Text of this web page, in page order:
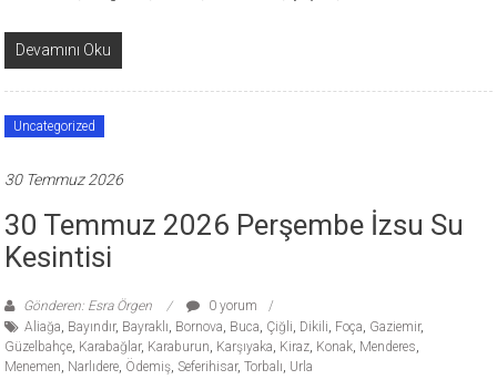
Devamını Oku
Uncategorized
30 Temmuz 2026
30 Temmuz 2026 Perşembe İzsu Su
Kesintisi
Gönderen: Esra Örgen
0 yorum
Aliağa, Bayındır, Bayraklı, Bornova, Buca, Çiğli, Dikili, Foça, Gaziemir,
Güzelbahçe, Karabağlar, Karaburun, Karşıyaka, Kiraz, Konak, Menderes,
Menemen, Narlıdere, Ödemiş,Seferihisar,Torbalı, Urla